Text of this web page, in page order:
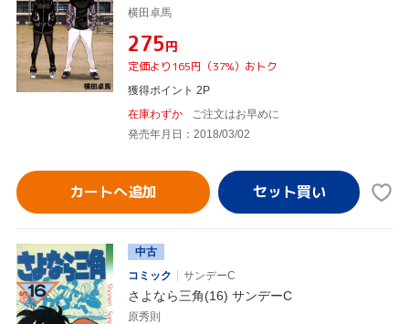
横田卓馬
¥275円
定価より165円（37%）おトク
獲得ポイント 2P
在庫わずか
ご注文はお早めに
発売年月日：2018/03/02
カートへ追加
中古
コミック
サンデーC
さよなら三角(16) サンデーC
原秀則